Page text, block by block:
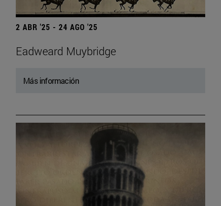
2 ABR '25 - 24 AGO '25
Eadweard Muybridge
Más información